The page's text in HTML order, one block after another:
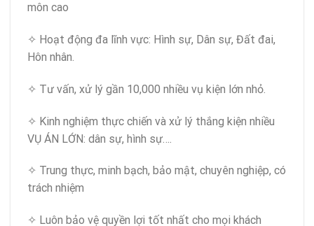
môn cao
✧ Hoạt động đa lĩnh vực: Hình sự, Dân sự, Đất đai,
Hôn nhân.
✧ Tư vấn, xử lý gần 10,000 nhiều vụ kiện lớn nhỏ.
✧ Kinh nghiệm thực chiến và xử lý thắng kiện nhiều
VỤ ÁN LỚN: dân sự, hình sự….
✧ Trung thực, minh bạch, bảo mật, chuyên nghiệp, có
trách nhiệm
✧ Luôn bảo vệ quyền lợi tốt nhất cho mọi khách